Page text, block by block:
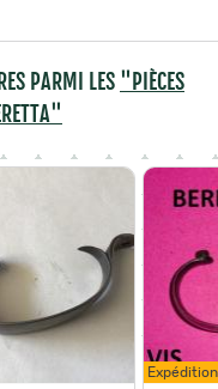
PARMI LES "PIÈCES